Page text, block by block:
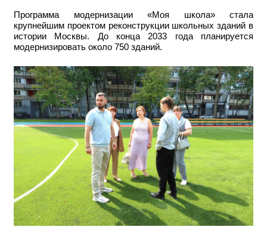
Программа модернизации «Моя школа» стала
крупнейшим проектом реконструкции школьных зданий в
истории Москвы. До конца 2033 года планируется
модернизировать около 750 зданий.